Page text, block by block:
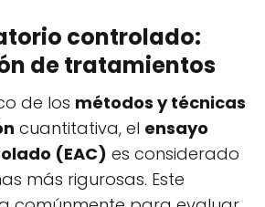
controlado:
de tratamientos
de los métodos y técnicas
cuantitativa, el ensayo
(EAC) es considerado
más rigurosas. Este